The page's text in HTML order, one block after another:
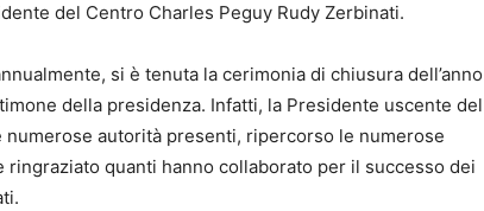
del Centro Charles Peguy Rudy Zerbinati.
si è tenuta la cerimonia di chiusura dell’anno
della presidenza. Infatti, la Presidente uscente del
numerose autorità presenti, ripercorso le numerose
ringraziato quanti hanno collaborato per il successo dei